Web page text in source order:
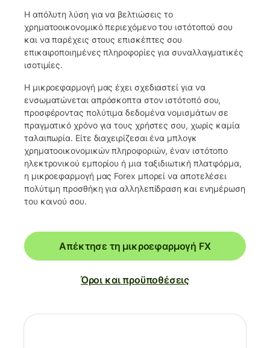
Η απόλυτη λύση για να βελτιώσεις το
χρηματοοικονομικό περιεχόμενο του ιστότοπού σου
και να παρέχεις στους επισκέπτες σου
επικαιροποιημένες πληροφορίες για συναλλαγματικές
ισοτιμίες.
Η μικροεφαρμογή μας έχει σχεδιαστεί για να
ενσωματώνεται απρόσκοπτα στον ιστότοπό σου,
προσφέροντας πολύτιμα δεδομένα νομισμάτων σε
πραγματικό χρόνο για τους χρήστες σου, χωρίς καμία
ταλαιπωρία. Είτε διαχειρίζεσαι ένα μπλογκ
χρηματοοικονομικών πληροφοριών, έναν ιστότοπο
ηλεκτρονικού εμπορίου ή μια ταξιδιωτική πλατφόρμα,
η μικροεφαρμογή μας Forex μπορεί να αποτελέσει
πολύτιμη προσθήκη για αλληλεπίδραση και ενημέρωση
του κοινού σου.
Απέκτησε τη μικροεφαρμογή FX
Όροι και προϋποθέσεις